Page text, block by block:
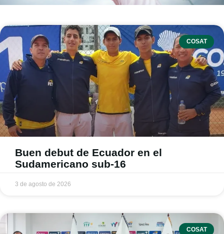
COSAT
Buen debut de Ecuador en el
Sudamericano sub-16
3 de agosto de 2026
COSAT